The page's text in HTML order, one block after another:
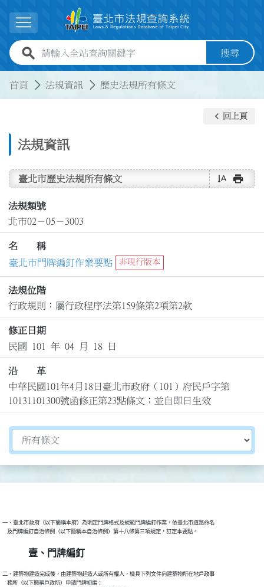
展開選單
全站查詢關鍵字欄位 搜尋
首頁 法規資訊 歷史法規所有條文
法規資訊
keyboard_arrow_left 回上頁
臺北市歷史法規所有條文 text_rotate_vertical print
法規類號
北市02－05－3003
名 稱
臺北市門牌編釘作業要點
非現行版本
法規位階
行政規則：屬行政程序法第159條第2項第2款
修正日期
民國 101 年 04 月 18 日
沿 革
中華民國101年4月18日臺北市政府（101）府民戶字第
10131101300號函修正第23點條文；並自即日生效
切換選擇法規資訊內容
一、臺北市政府（以下簡稱本府）為明定門牌格式及規範門牌編釘作業，依臺北市道路命名
    及門牌編釘自治條例（以下簡稱本自治條例）第十八條第三項規定，訂定本要點。
壹、門牌編釘
二、建築物建造完成後，由建築物起造人或所有權人，檢具下列文件向建築物所在地戶政事
    務所（以下簡稱戶政所）申請門牌初編：